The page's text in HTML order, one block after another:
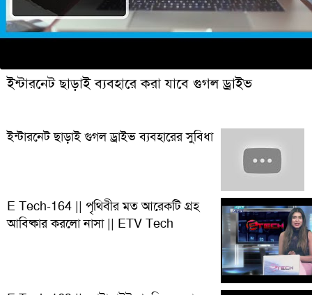
ইন্টারনেট ছাড়াই ব্যবহারে করা যাবে গুগল ড্রাইভ
ইন্টারনেট ছাড়াই গুগল ড্রাইভ ব্যবহারের সুবিধা
E Tech-164 || পৃথিবীর মত আরেকটি গ্রহ
আবিষ্কার করলো নাসা || ETV Tech